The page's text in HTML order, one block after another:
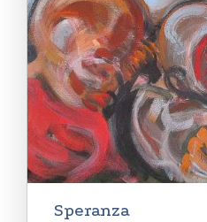
Speranza